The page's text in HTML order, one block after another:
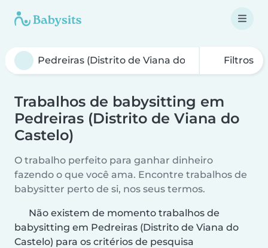
Filtros
Trabalhos de babysitting em
Pedreiras (Distrito de Viana do
Castelo)
O trabalho perfeito para ganhar dinheiro
fazendo o que você ama. Encontre trabalhos de
babysitter perto de si, nos seus termos.
Não existem de momento trabalhos de
babysitting em Pedreiras (Distrito de Viana do
Castelo) para os critérios de pesquisa